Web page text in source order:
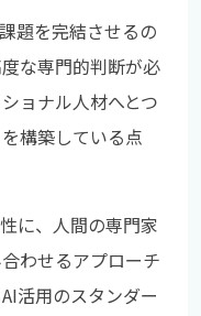
題を完結させるの
な専門的判断が必
ョナル人材へとつ
構築している点
に、人間の専門家
わせるアプローチ
活用のスタンダー